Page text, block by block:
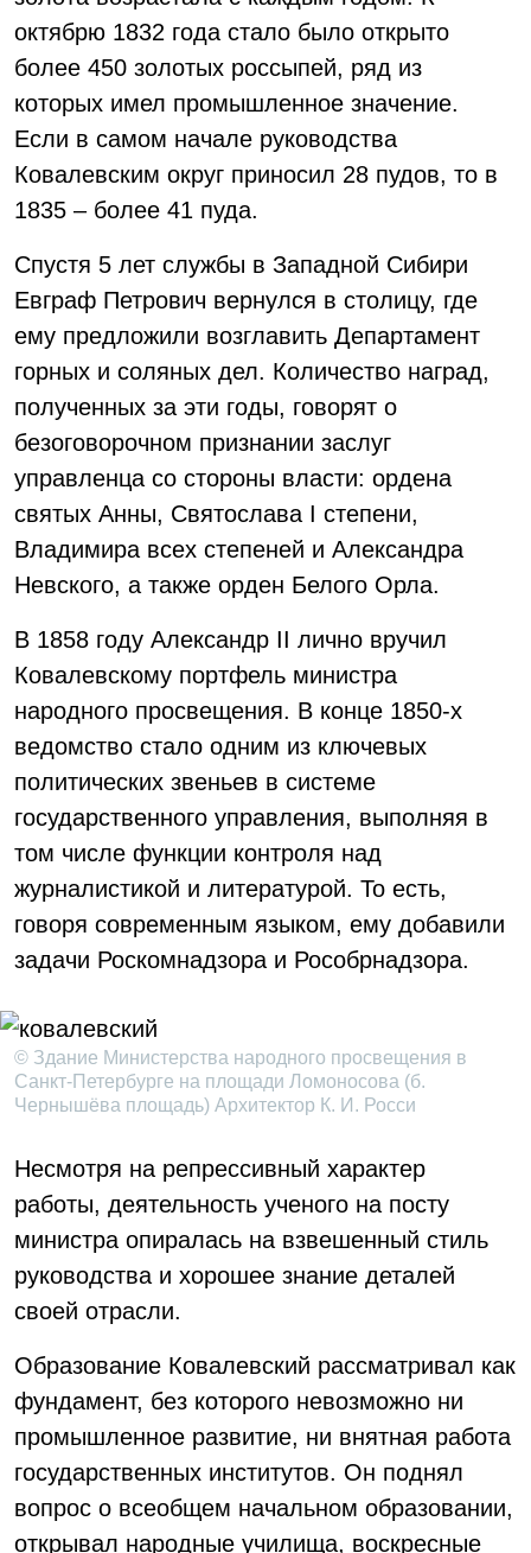
октябрю 1832 года стало было открыто
более 450 золотых россыпей, ряд из
которых имел промышленное значение.
Если в самом начале руководства
Ковалевским округ приносил 28 пудов, то в
1835 – более 41 пуда.
Спустя 5 лет службы в Западной Сибири
Евграф Петрович вернулся в столицу, где
ему предложили возглавить Департамент
горных и соляных дел. Количество наград,
полученных за эти годы, говорят о
безоговорочном признании заслуг
управленца со стороны власти: ордена
святых Анны, Святослава I степени,
Владимира всех степеней и Александра
Невского, а также орден Белого Орла.
В 1858 году Александр II лично вручил
Ковалевскому портфель министра
народного просвещения. В конце 1850-х
ведомство стало одним из ключевых
политических звеньев в системе
государственного управления, выполняя в
том числе функции контроля над
журналистикой и литературой. То есть,
говоря современным языком, ему добавили
задачи Роскомнадзора и Рособрнадзора.
© Здание Министерства народного просвещения в
Санкт-Петербурге на площади Ломоносова (б.
Чернышёва площадь) Архитектор К. И. Росси
Несмотря на репрессивный характер
работы, деятельность ученого на посту
министра опиралась на взвешенный стиль
руководства и хорошее знание деталей
своей отрасли.
Образование Ковалевский рассматривал как
фундамент, без которого невозможно ни
промышленное развитие, ни внятная работа
государственных институтов. Он поднял
вопрос о всеобщем начальном образовании,
открывал народные училища, воскресные